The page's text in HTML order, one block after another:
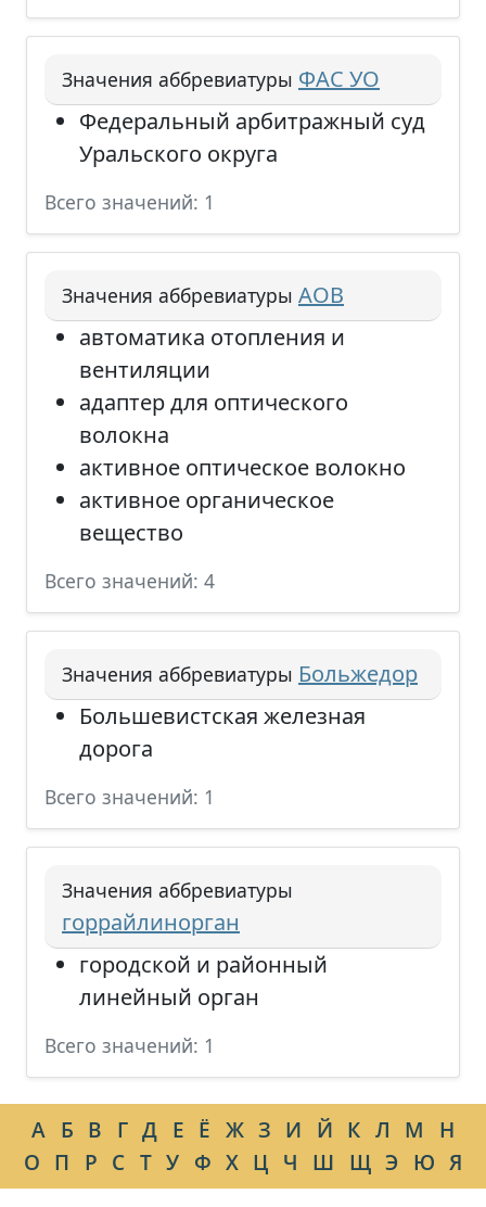
Значения аббревиатуры ФАС УО
Федеральный арбитражный суд
Уральского округа
Всего значений: 1
Значения аббревиатуры АОВ
автоматика отопления и
вентиляции
адаптер для оптического
волокна
активное оптическое волокно
активное органическое
вещество
Всего значений: 4
Значения аббревиатуры Больжедор
Большевистская железная
дорога
Всего значений: 1
Значения аббревиатуры
горрайлинорган
городской и районный
линейный орган
Всего значений: 1
А Б В Г Д Е Ё Ж З И Й К Л М
Н
О П Р С Т У Ф Х Ц Ч Ш Щ Э Ю Я